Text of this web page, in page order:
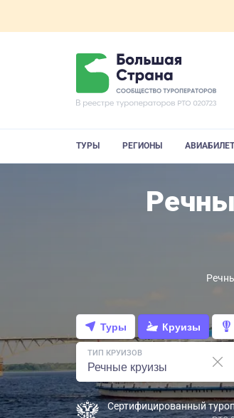
ТУРЫ РЕГИОНЫ
Туры Круизы
ТИП КРУИЗОВ
Сертифицированный